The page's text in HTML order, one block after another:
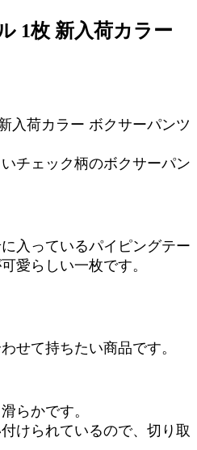
1枚 新入荷カラー
入荷カラー ボクサーパンツ
チェック柄のボクサーパン
入っているパイピングテー
愛らしい一枚です。
せて持ちたい商品です。
らかです。
けられているので、切り取